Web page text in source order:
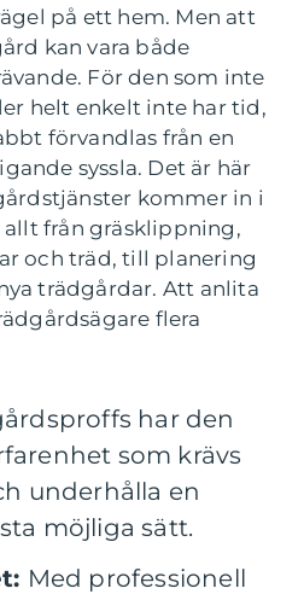
på ett hem. Men att
kan vara både
För den som inte
helt enkelt inte har tid,
förvandlas från en
syssla. Det är här
kommer in i
från gräsklippning,
och träd, till planering
trädgårdar. Att anlita
flera
har den
som krävs
underhålla en
möjliga sätt.
Med professionell